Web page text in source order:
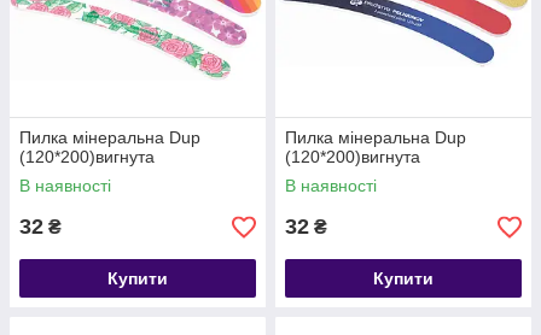
Пилка мінеральна Dup
(120*200)вигнута
В наявності
32 ₴
Купити
Пилка мінеральна Dup
(120*200)вигнута
В наявності
32 ₴
Купити